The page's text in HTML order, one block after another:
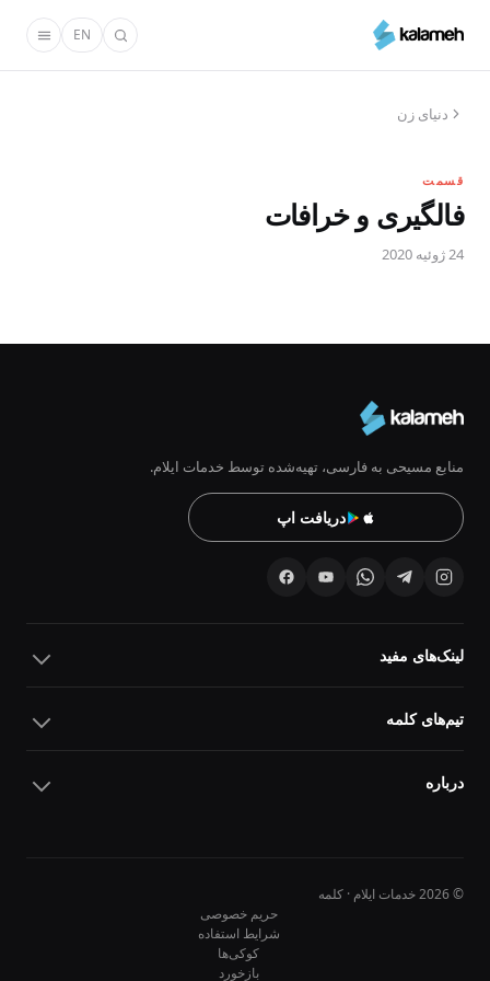
محتوای
EN
دنیای زن
قسمت
فالگیری و خرافات
24 ژوئیه 2020
منابع مسیحی به فارسی، تهیه‌شده توسط خدمات ایلام.
دریافت اپ
لینک‌های مفید
تیم‌های کلمه
درباره
© 2026 خدمات ایلام · کلمه
حریم خصوصی
شرایط استفاده
کوکی‌ها
بازخورد
10